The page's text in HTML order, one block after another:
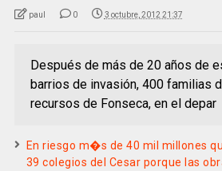
paul 0 3 octubre, 2012 21:37
Después de más de 20 años de
barrios de invasión, 400 familias
recursos de Fonseca, en el depar
En riesgo m�s de 40 mil millones
39 colegios del Cesar porque las